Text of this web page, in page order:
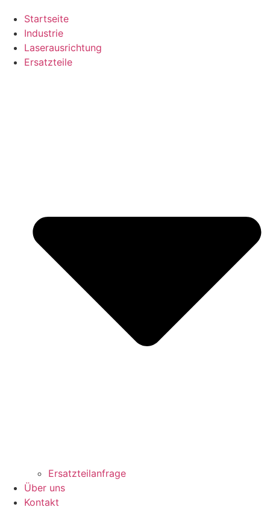
Startseite
Industrie
Laserausrichtung
Ersatzteile
Ersatzteilanfrage
Über uns
Kontakt